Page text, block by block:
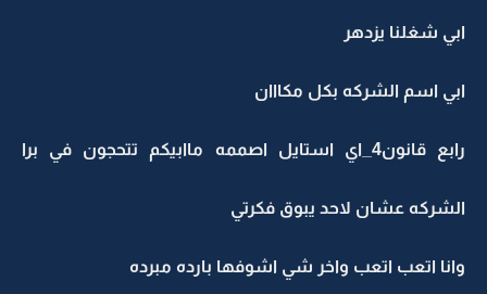
ابي شغلنا يزدهر
ابي اسم الشركه بكل مكااان
رابع قانون4_اي استايل اصممه ماابيكم تتحجون في برا
الشركه عشان لاحد يبوق فكرتي
وانا اتعب اتعب واخر شي اشوفها بارده مبرده